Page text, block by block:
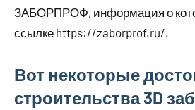
ЗАБОРПРОФ, информация о
ссылке https://zaborprof.ru/.
Вот некоторые
строительства 3D